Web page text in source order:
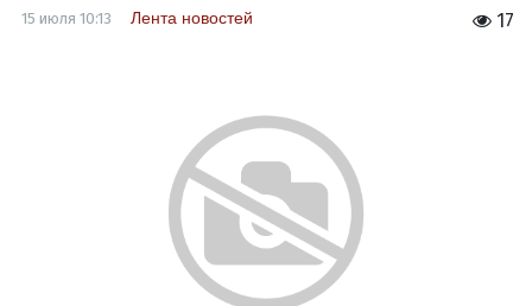
17
15 июля 10:13 Лента новостей